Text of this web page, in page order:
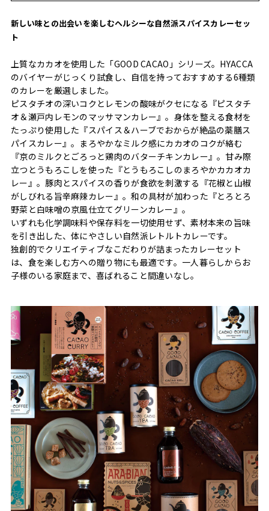
新しい味との出会いを楽しむヘルシーな自然派スパイスカレーセッ
ト
上質なカカオを使用した「GOOD CACAO」シリーズ。HYACCA
のバイヤーがじっくり試食し、自信を持っておすすめする6種類
のカレーを厳選しました。
ピスタチオの深いコクとレモンの酸味がクセになる『ピスタチ
オ＆瀬戸内レモンのマッサマンカレー』。身体を整える食材を
たっぷり使用した『スパイス＆ハーブでおからが絶品の薬膳ス
パイスカレー』。まろやかなミルク感にカカオのコクが絡む
『京のミルクとごろっと鶏肉のバターチキンカレー』。甘み際
立つとうもろこしを使った『とうもろこしのまろやかカカオカ
レー』。豚肉とスパイスの香りが食欲を刺激する『花椒と山椒
がしびれる旨辛麻辣カレー』。和の具材が加わった『とろとろ
野菜と白味噌の京風仕立てグリーンカレー』。
いずれも化学調味料や保存料を一切使用せず、素材本来の旨味
を引き出した、体にやさしい自然派レトルトカレーです。
独創的でクリエイティブなこだわりが詰まったカレーセット
は、食を楽しむ方への贈り物にも最適です。一人暮らしからお
子様のいる家庭まで、喜ばれること間違いなし。